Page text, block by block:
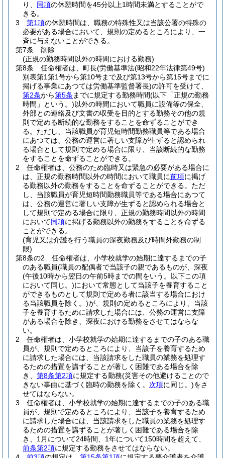
り、 同項の休憩時間を45分以上1時間未満とすることがで
きる。
3
第1項の休憩時間は、職務の特殊性又は当該公署の特殊の
必要がある場合において、規則の定めるところにより、一
斉に与えないことができる。
第7条
削除
(正規の勤務時間以外の時間における勤務)
第8条
任命権者は、町長(労働基準法(昭和22年法律第49号)
別表第1第1号から第10号まで及び第13号から第15号までに
掲げる事業にあつては労働基準監督署長)の許可を受けて、
第2条から第5条 までに規定する勤務時間(以下「正規の勤務
時間」という。)以外の時間において職員に設備等の保全、
外部との連絡及び文書の収受を目的とする勤務その他の規
則で定める断続的な勤務をすることを命ずることができ
る。 ただし、当該職員が育児短時間勤務職員等である場合
にあつては、公務の運営に著しい支障が生ずると認められ
る場合として規則で定める場合に限り、当該断続的な勤務
をすることを命ずることができる。
2
任命権者は、公務のため臨時又は緊急の必要がある場合に
は、正規の勤務時間以外の時間において職員に前項に掲げ
る勤務以外の勤務をすることを命ずることができる。 ただ
し、当該職員が育児短時間勤務職員等である場合にあつて
は、公務の運営に著しい支障が生ずると認められる場合と
して規則で定める場合に限り、正規の勤務時間以外の時間
において同項に掲げる勤務以外の勤務をすることを命ずる
ことができる。
(育児又は介護を行う職員の深夜勤務及び時間外勤務の制
限)
第8条の2
任命権者は、小学校就学の始期に達するまでの子
のある職員(職員の配偶者で当該子の親であるものが、深夜
(午後10時から翌日の午前5時までの間をいう。以下この項
において同じ。)において常態として当該子を養育すること
ができるものとして規則で定める者に該当する場合におけ
る当該職員を除く。)が、規則の定めるところにより、当該
子を養育するために請求した場合には、公務の運営に支障
がある場合を除き、深夜における勤務をさせてはならな
い。
2
任命権者は、小学校就学の始期に達するまでの子のある職
員が、規則で定めるところにより、当該子を養育するため
に請求した場合には、当該請求をした職員の業務を処理す
るための措置を講ずることが著しく困難である場合を除
き、 第8条第2項に規定する勤務(災害その他避けることので
きない事由に基づく臨時の勤務を除く。 次項に同じ。)をさ
せてはならない。
3
任命権者は、小学校就学の始期に達するまでの子のある職
員が、規則で定めるところにより、当該子を養育するため
に請求した場合には、当該請求をした職員の業務を処理す
るための措置を講ずることが著しく困難である場合を除
き、1月について24時間、1年について150時間を超えて、
前条第2項に規定する勤務をさせてはならない。